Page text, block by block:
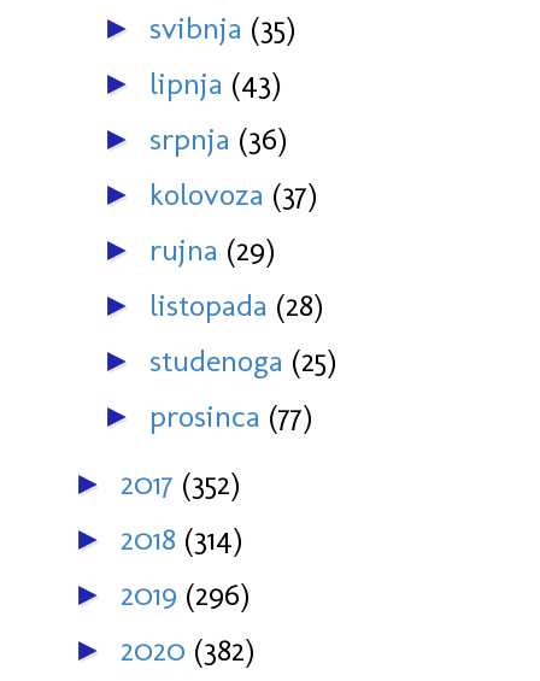
► svibnja (35)
► lipnja (43)
► srpnja (36)
► kolovoza (37)
► rujna (29)
► listopada (28)
► studenoga (25)
► prosinca (77)
► 2017 (352)
► 2018 (314)
► 2019 (296)
► 2020 (382)